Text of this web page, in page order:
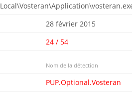
28 février 2015
24 / 54
Nom de la détection
PUP.Optional.Vosteran